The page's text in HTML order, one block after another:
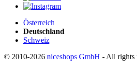
Österreich
Deutschland
Schweiz
© 2010-2026 niceshops GmbH - All rights